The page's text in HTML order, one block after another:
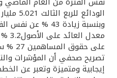
ماليزيا
تركيا
مصر
وبنسبة زيادة 43
على
تصريح صحفي أن المؤشرات
إيجابية ومتميزة وتعبر عن